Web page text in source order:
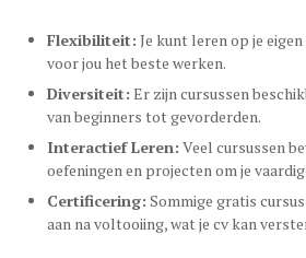
Flexibiliteit: Je kunt leren op je
voor jou het beste werken.
Diversiteit: Er zijn cursussen
van beginners tot gevorderden.
Interactief Leren: Veel cursussen
oefeningen en projecten om je
Certificering: Sommige gratis
aan na voltooiing, wat je cv kan